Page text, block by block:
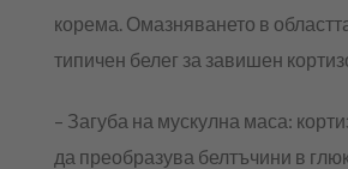
корема. Омазняването в
типичен белег за завишен
– Загуба на мускулна маса:
да преобразува белтъчини в